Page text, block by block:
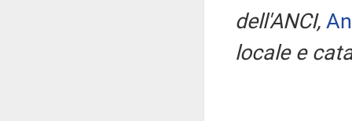
dell'ANCI,
locale e